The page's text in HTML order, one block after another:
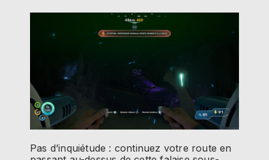
Pas d’inquiétude : continuez votre route en